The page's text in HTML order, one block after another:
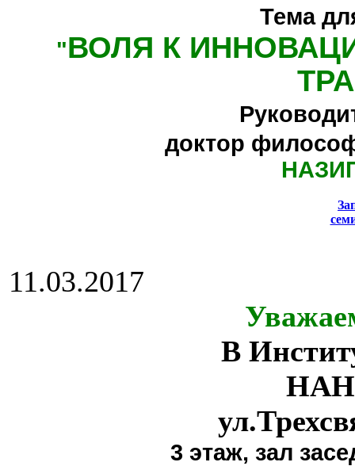
Тема
"ВОЛЯ К
доктор
11.03.2017
В
НАН
3 этаж, зал